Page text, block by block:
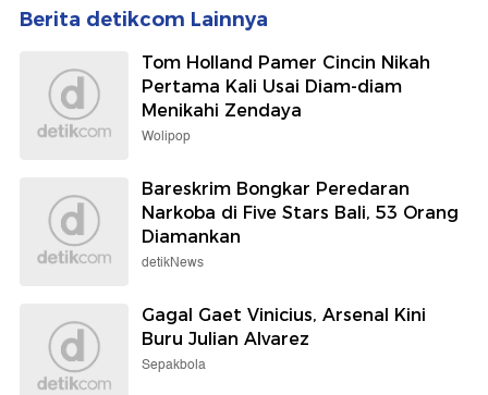
Berita detikcom Lainnya
Tom Holland Pamer Cincin Nikah
Pertama Kali Usai Diam-diam
Menikahi Zendaya
Wolipop
Bareskrim Bongkar Peredaran
Narkoba di Five Stars Bali, 53 Orang
Diamankan
detikNews
Gagal Gaet Vinicius, Arsenal Kini
Buru Julian Alvarez
Sepakbola